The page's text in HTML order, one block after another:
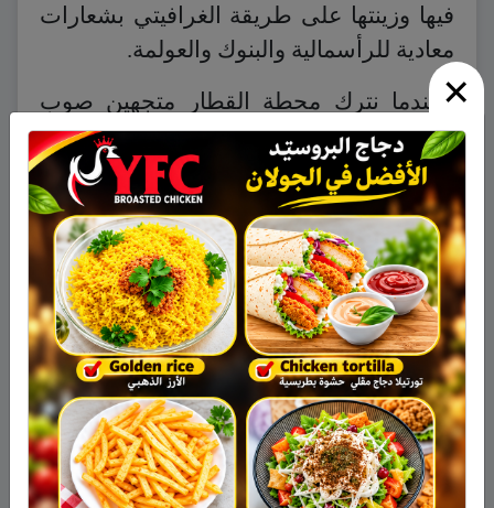
×
فيها وزينتها على طريقة الغرافيتي بشعارات
معادية للرأسمالية والبنوك والعولمة.
وعندما نترك محطة القطار متجهين صوب
خليج أوسلو فسنرى أمامنا بناية دار الأوبرا
البيضاء المتميزة التي تشبه سفح تل يمكن
تسلقه، بل يجب تسلقه لإلقاء نظرة من فوق
البناية على أجزاء المدينة المختلفة. وتعتبر
أوبرا أوسلو التي تتسع قاعتها الكبرى لـ 1369
مقعداً بين أشهر دور الأوبرا في العالم. وتعمل
فيها فرقة ممتازة يقودها قادة أوركسترا
معروفون على صعيد عالمي.
لننطلق من دار الأوبرا ونسير على الساحل
في اتجاه مركز المدينة. سنمر من جنب سوق
الأوراق المالية النروجية (البورصة)، وهي بناية